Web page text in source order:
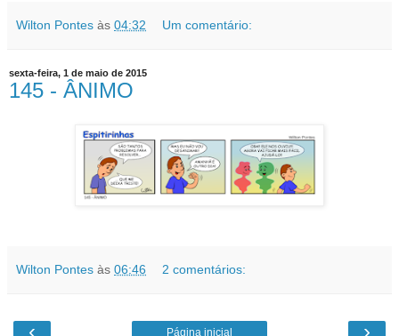
Wilton Pontes às 04:32 Um comentário:
sexta-feira, 1 de maio de 2015
145 - ÂNIMO
Wilton Pontes às 06:46 2 comentários:
‹ ›
Página inicial